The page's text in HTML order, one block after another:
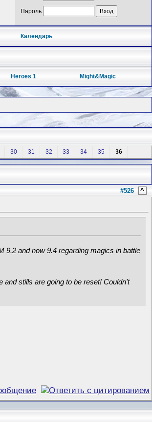
Пароль
Календарь
Heroes 1 Might&Magic
30 31 32 33 34 35 36
#526 ^
9.2 and now 9.4 regarding magics in battle
stills are going to be reset! Couldn't